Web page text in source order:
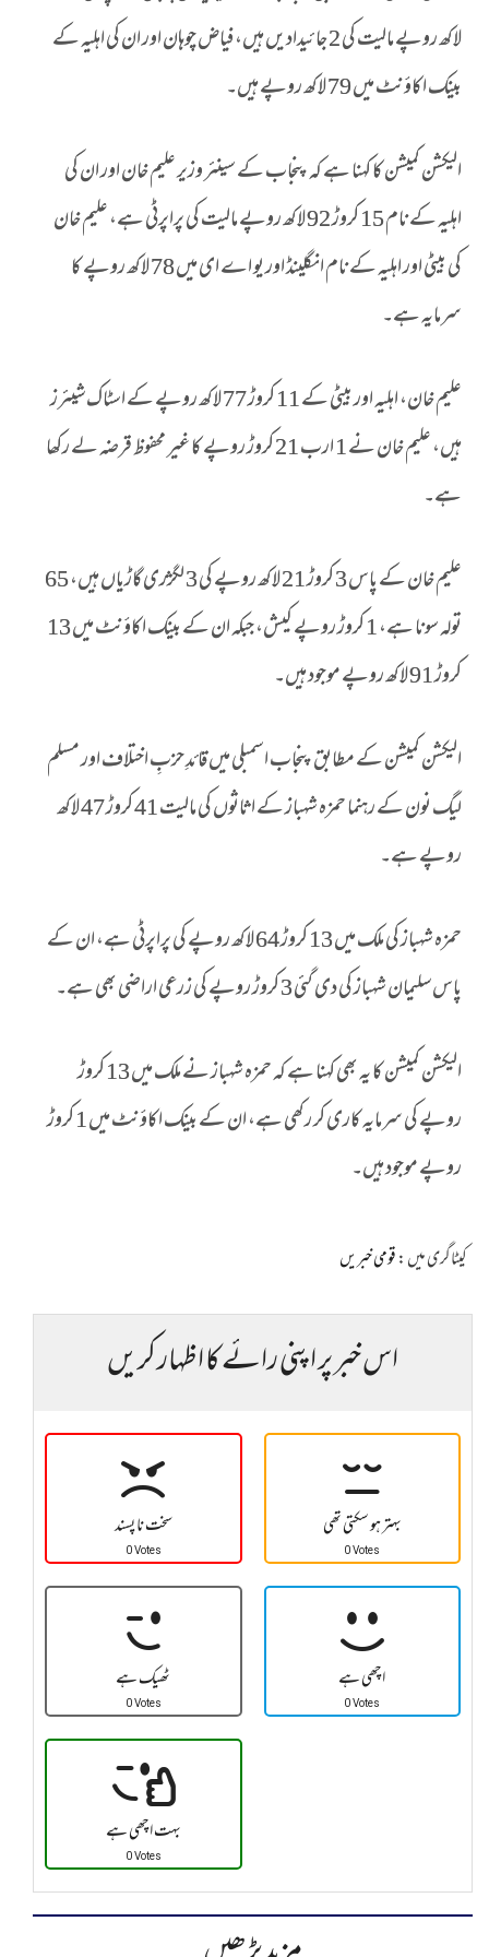
لاکھ روپے مالیت کی 2 جائیدادیں ہیں، فیاض چوہان اور ان کی اہلیہ کے
بینک اکاؤنٹ میں 79 لاکھ روپے ہیں۔
الیکشن کمیشن کا کہنا ہے کہ پنجاب کے سینئر وزیر علیم خان اور ان کی
اہلیہ کے نام 15 کروڑ 92 لاکھ روپے مالیت کی پراپرٹی ہے، علیم خان
کی بیٹی اور اہلیہ کے نام انگلینڈ اور یو اے ای میں 78 لاکھ روپے کا
سرمایہ ہے۔
علیم خان، اہلیہ اور بیٹی کے 11 کروڑ 77 لاکھ روپے کے اسٹاک شیئرز
ہیں، علیم خان نے 1 ارب 21 کروڑ روپے کا غیر محفوظ قرضہ لے رکھا
ہے۔
علیم خان کے پاس 3 کروڑ 21 لاکھ روپے کی 3 لگژری گاڑیاں ہیں، 65
تولہ سونا ہے، 1 کروڑ روپے کیش، جبکہ ان کے بینک اکاؤنٹ میں 13
کروڑ 91 لاکھ روپے موجود ہیں۔
الیکشن کمیشن کے مطابق پنجاب اسمبلی میں قائدِ حزبِ اختلاف اور مسلم
لیگ نون کے رہنما حمزہ شہباز کے اثاثوں کی مالیت 41 کروڑ 47 لاکھ
روپے ہے۔
حمزہ شہباز کی ملک میں 13 کروڑ 64 لاکھ روپے کی پراپرٹی ہے، ان کے
پاس سلیمان شہباز کی دی گئی 3 کروڑ روپے کی زرعی اراضی بھی ہے۔
الیکشن کمیشن کا یہ بھی کہنا ہے کہ حمزہ شہباز نے ملک میں 13 کروڑ
روپے کی سرمایہ کاری کر رکھی ہے، ان کے بینک اکاؤنٹ میں 1 کروڑ
روپے موجود ہیں۔
کیٹاگری میں :قومی خبریں
اس خبر پر اپنی رائے کا اظہار کریں
سخت نا پسند
0 Votes
بہتر ہو سکتی تھی
0 Votes
ٹھیک ہے
0 Votes
اچھی ہے
0 Votes
بہت اچھی ہے
0 Votes